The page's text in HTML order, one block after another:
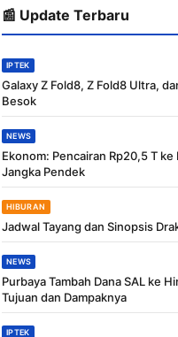
📰 Update Terbaru
IPTEK
Galaxy Z Fold8, Z Fold8 Ultra,
Besok
NEWS
Ekonom: Pencairan Rp20,5 T ke
Jangka Pendek
HIBURAN
Jadwal Tayang dan Sinopsis
NEWS
Purbaya Tambah Dana SAL ke
Tujuan dan Dampaknya
IPTEK